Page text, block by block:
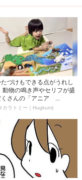
たづけもできる点がうれし
動物の鳴き声やセリフが盛
くさんの「アニア ...
カラトミー｜Hugkum)